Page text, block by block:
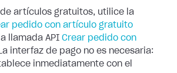
artículos gratuitos, utilice la
pedido con artículo gratuito
llamada API Crear pedido con
interfaz de pago no es necesaria:
inmediatamente con el